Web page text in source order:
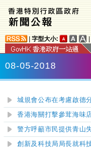
字型大小:
08-05-2018
城規會公布在考慮啟德
香港海關打擊參茸海味
警方呼籲市民提供青山
創新及科技局局長就科